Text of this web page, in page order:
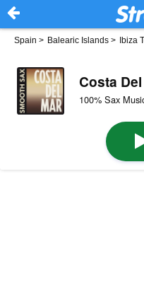
Spain > Balearic Islands > Ibiza
Costa
100% Sax